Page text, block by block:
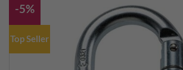
-5%
Top Seller